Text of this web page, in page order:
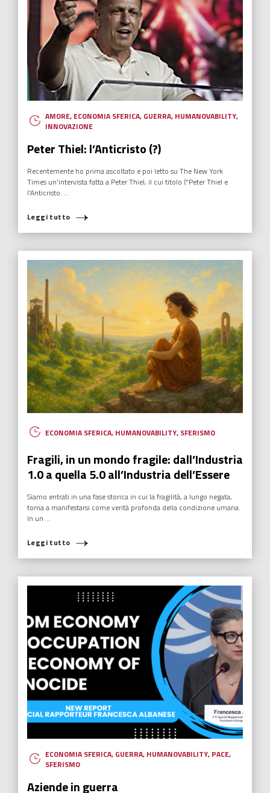
AMORE, ECONOMIA SFERICA, GUERRA, HUMANOVABILITY,
INNOVAZIONE
Peter Thiel: l’Anticristo (?)
Recentemente ho prima ascoltato e poi letto su The New York
Times un'intervista fatta a Peter Thiel, il cui titolo ("Peter Thiel e
l'Anticristo. ...
Leggi tutto
ECONOMIA SFERICA, HUMANOVABILITY, SFERISMO
Fragili, in un mondo fragile: dall’Industria
1.0 a quella 5.0 all’Industria dell’Essere
Siamo entrati in una fase storica in cui la fragilità, a lungo negata,
torna a manifestarsi come verità profonda della condizione umana.
In un ...
Leggi tutto
ECONOMIA SFERICA, GUERRA, HUMANOVABILITY, PACE,
SFERISMO
Aziende in guerra